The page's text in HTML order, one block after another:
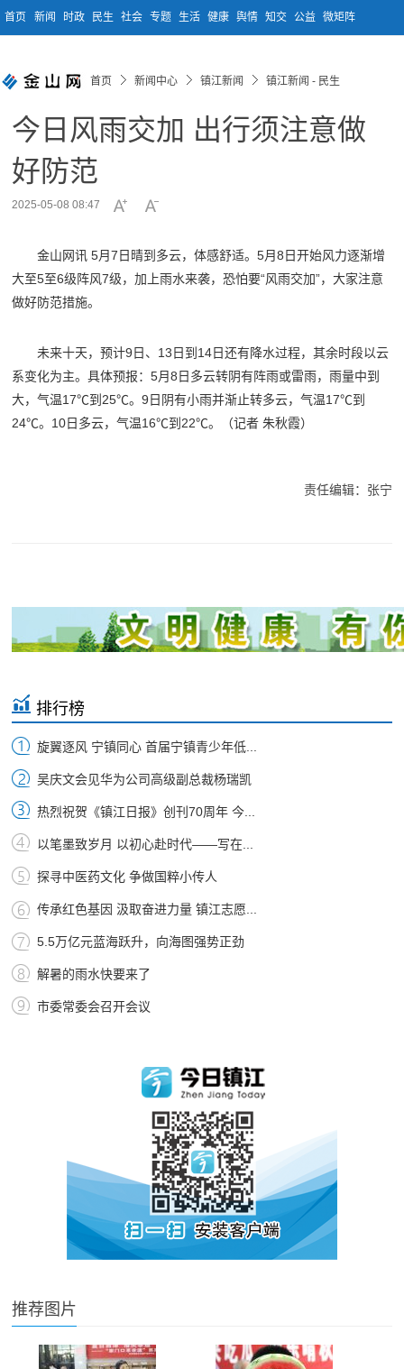
首页 新闻 时政 民生 社会 专题 生活 健康 舆情 知交 公益 微矩阵
首页 新闻中心 镇江新闻 镇江新闻 - 民生
今日风雨交加 出行须注意做
好防范
2025-05-08 08:47
金山网讯 5月7日晴到多云，体感舒适。5月8日开始风力逐渐增
大至5至6级阵风7级，加上雨水来袭，恐怕要“风雨交加”，大家注意
做好防范措施。
未来十天，预计9日、13日到14日还有降水过程，其余时段以云
系变化为主。具体预报：5月8日多云转阴有阵雨或雷雨，雨量中到
大，气温17℃到25℃。9日阴有小雨并渐止转多云，气温17℃到
24℃。10日多云，气温16℃到22℃。（记者 朱秋霞）
责任编辑：张宁
排行榜
旋翼逐风 宁镇同心 首届宁镇青少年低...
吴庆文会见华为公司高级副总裁杨瑞凯
热烈祝贺《镇江日报》创刊70周年 今...
以笔墨致岁月 以初心赴时代——写在...
探寻中医药文化 争做国粹小传人
传承红色基因 汲取奋进力量 镇江志愿...
5.5万亿元蓝海跃升，向海图强势正劲
解暑的雨水快要来了
市委常委会召开会议
推荐图片